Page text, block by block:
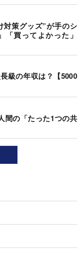
対策グッズ”が手のシ
買ってよかった」
級の年収は？【5000
間の「たった1つの共